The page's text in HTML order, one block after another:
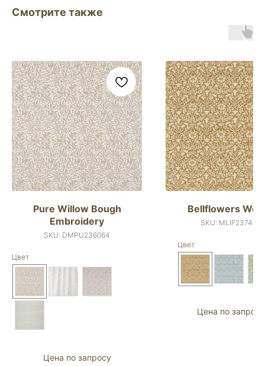
Смотрите также
Pure Willow Bough
Embroidery
SKU: DMPU236064
Цвет
Цена по запросу
Bellflowers
SKU: MLIF237420
Цвет
Цена по запросу